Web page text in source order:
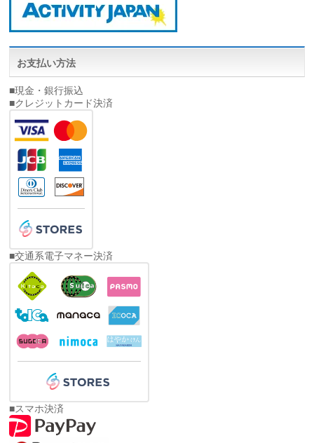
お支払い方法
■現金・銀行振込
■クレジットカード決済
■交通系電子マネー決済
■スマホ決済